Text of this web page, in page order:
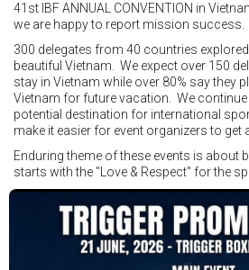
Địa điểm: Mantra on View, Surfers
41st IBF ANNUAL CONVENTION in
we are happy to report mission success.
300 delegates from 40 countries
beautiful Vietnam. We expect over 150
stay in Vietnam while over 80% say they
Vietnam for future vacation. We
potential destination for international
make it easier for event organizers to get
Enduring theme of these events is about
starts with the "Love & Respect" for the
together. To help each other get better, to
remembering that it is all about
in and out of the ring. It is not about
power to serve, guide, advice, and
strive to make it a little smoother and